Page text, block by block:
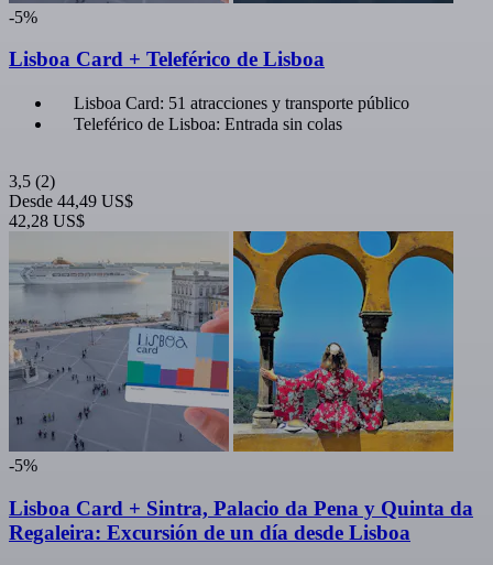
-5%
Lisboa Card + Teleférico de Lisboa
Lisboa Card: 51 atracciones y transporte público
Teleférico de Lisboa: Entrada sin colas
3,5 (2)
Desde 44,49 US$
42,28 US$
-5%
Lisboa Card + Sintra, Palacio da Pena y Quinta da
Regaleira: Excursión de un día desde Lisboa